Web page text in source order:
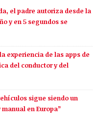
el padre autoriza desde la
y en 5 segundos se
experiencia de las apps de
del conductor y del
sigue siendo un
en Europa”